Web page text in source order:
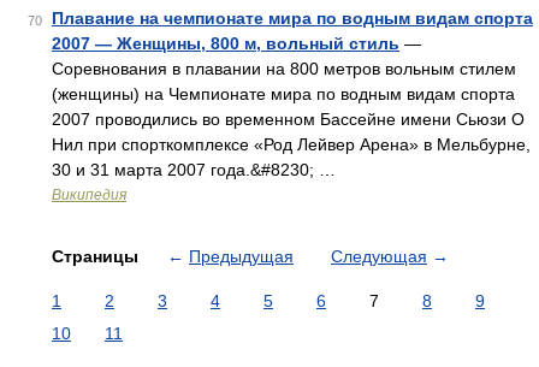
70
Плавание на чемпионате мира по водным видам спорта
2007 — Женщины, 800 м, вольный стиль —
Соревнования в плавании на 800 метров вольным стилем
(женщины) на Чемпионате мира по водным видам спорта
2007 проводились во временном Бассейне имени Сьюзи О
Нил при спорткомплексе «Род Лейвер Арена» в Мельбурне,
30 и 31 марта 2007 года.&#8230; …
Википедия
Страницы ← Предыдущая Следующая →
1 2 3 4 5 6 7 8
9
10
11